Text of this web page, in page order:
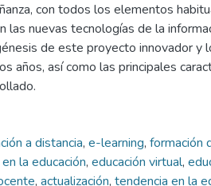
con todos los elementos
las nuevas tecnologías de la
de este proyecto innovador y
años, así como las principales
a distancia, e-learning, formación
la educación, educación virtual,
, actualización, tendencia en la